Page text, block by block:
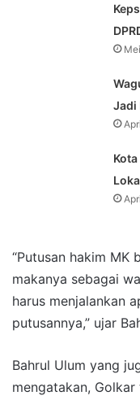
Jadi
“Putusan hakim MK
makanya sebagai
harus menjalankan
putusannya,” ujar
Bahrul Ulum yang
mengatakan,